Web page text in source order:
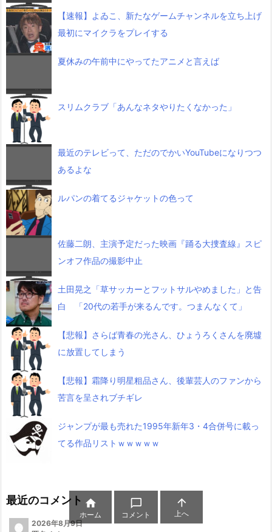
【速報】よゐこ、新たなゲームチャンネルを立ち上げ
最初にマイクラをプレイする
夏休みの午前中にやってたアニメと言えば
スリムクラブ「あんなネタやりたくなかった」
最近のテレビって、ただのでかいYouTubeになりつつ
あるよな
ルパンの着てるジャケットの色って
佐藤二朗、主演予定だった映画『踊る大捜査線』スピ
ンオフ作品の撮影中止
土田晃之「草サッカーとフットサルやめました」と告
白 「20代の若手が来るんです。つまんなくて」
【悲報】さらば青春の光さん、ひょうろくさんを廃墟
に放置してしまう
【悲報】霜降り明星粗品さん、後輩芸人のファンから
苦言を呈されブチギレ
ジャンプが最も売れた1995年新年3・4合併号に載っ
てる作品リストｗｗｗｗｗ
最近のコメント
2026年8月9日

ホーム

コメント

上へ